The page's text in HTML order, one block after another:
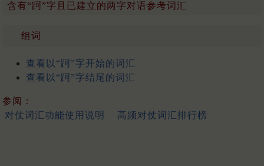
含有“跒”字且已建立的两字对语参考词汇
组词
查看以“跒”字开始的词汇
查看以“跒”字结尾的词汇
参阅：
对仗词汇功能使用说明
高频对仗词汇排行榜